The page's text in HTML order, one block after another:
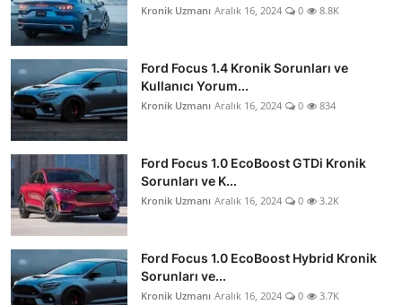
Kronik Uzmanı Aralık 16, 2024 0 8.8K
Ford Focus 1.4 Kronik Sorunları ve
Kullanıcı Yorum...
Kronik Uzmanı Aralık 16, 2024 0 834
Ford Focus 1.0 EcoBoost GTDi Kronik
Sorunları ve K...
Kronik Uzmanı Aralık 16, 2024 0 3.2K
Ford Focus 1.0 EcoBoost Hybrid Kronik
Sorunları ve...
Kronik Uzmanı Aralık 16, 2024 0 3.7K